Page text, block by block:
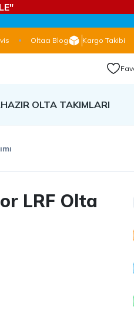
Oltacı Blog Kargo Takibi
HAZIR OLTA TAKIMLARI
LRF Olta